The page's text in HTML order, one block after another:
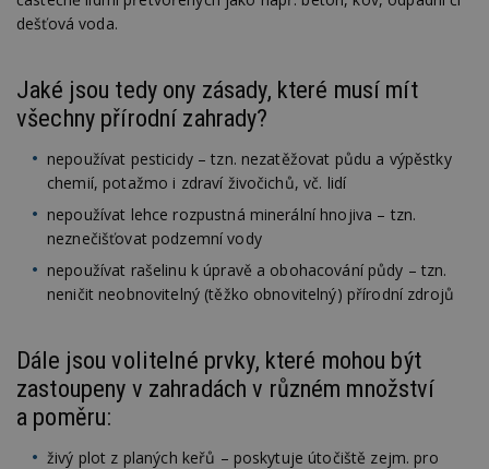
dešťová voda.
Jaké jsou tedy ony zásady, které musí mít
všechny přírodní zahrady?
nepoužívat pesticidy – tzn. nezatěžovat půdu a výpěstky
chemií, potažmo i zdraví živočichů, vč. lidí
nepoužívat lehce rozpustná minerální hnojiva – tzn.
neznečišťovat podzemní vody
nepoužívat rašelinu k úpravě a obohacování půdy – tzn.
neničit neobnovitelný (těžko obnovitelný) přírodní zdrojů
Dále jsou volitelné prvky, které mohou být
zastoupeny v zahradách v různém množství
a poměru:
živý plot z planých keřů – poskytuje útočiště zejm. pro